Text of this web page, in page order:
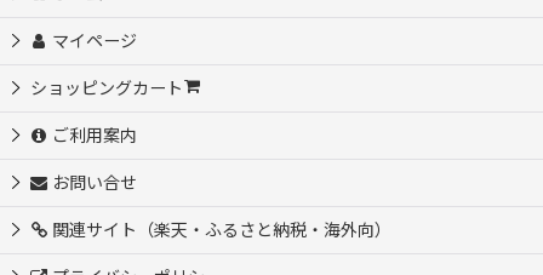
マイページ
ショッピングカート
ご利用案内
お問い合せ
関連サイト（楽天・ふるさと納税・海外向）